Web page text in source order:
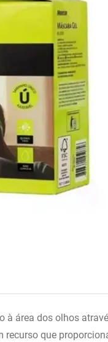
área dos olhos
que